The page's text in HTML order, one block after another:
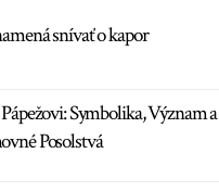
snívať o kapor
Symbolika, Význam a
Posolstvá